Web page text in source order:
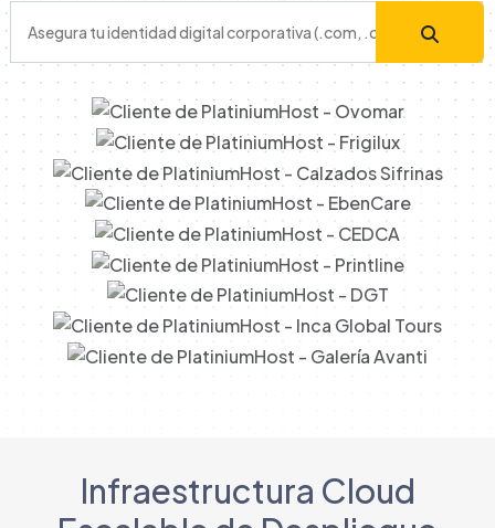
Asegura tu identidad digital corporativa (.com,
Infraestructura Cloud